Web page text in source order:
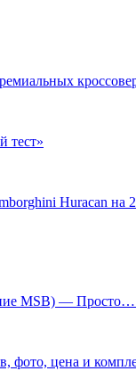
тест»
Huracan на
MSB) — Просто…
фото, цена и